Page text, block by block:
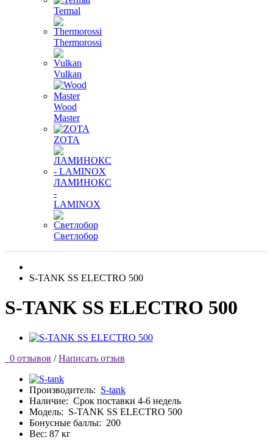
Termal
Thermorossi
Vulkan
Wood
Master
ZOTA
ЛАМИНОКС
-
LAMINOX
Светлобор
S-TANK SS ELECTRO 500
S-TANK SS ELECTRO 500
0 отзывов / Написать отзыв
Производитель: S-tank
Наличие: Срок поставки 4-6 недель
Модель: S-TANK SS ELECTRO 500
Бонусные баллы: 200
Вес: 87 кг